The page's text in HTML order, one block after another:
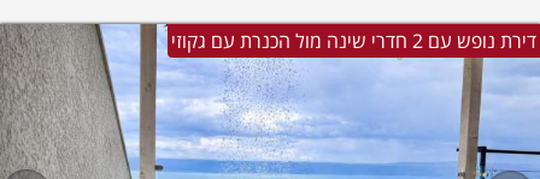
דירת נופש עם 2 חדרי שינה מול הכנרת עם גקוזי